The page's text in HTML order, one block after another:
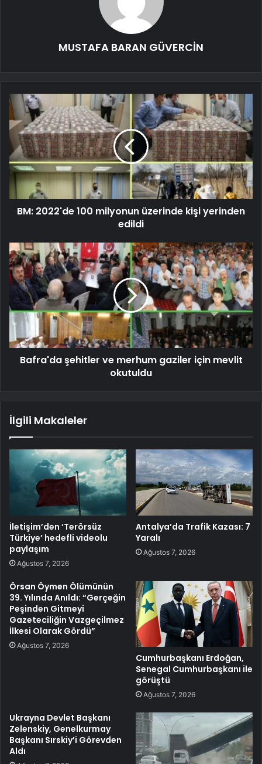
MUSTAFA BARAN GÜVERCİN
BM: 2022'de 100 milyonun üzerinde kişi yerinden
edildi
Bafra'da şehitler ve merhum gaziler için mevlit
okutuldu
İlgili Makaleler
İletişim’den ‘Terörsüz
Türkiye’ hedefli videolu
paylaşım
Ağustos 7, 2026
Antalya’da Trafik Kazası: 7
Yaralı
Ağustos 7, 2026
Örsan Öymen Ölümünün
39. Yılında Anıldı: “Gerçeğin
Peşinden Gitmeyi
Gazeteciliğin Vazgeçilmez
İlkesi Olarak Gördü”
Ağustos 7, 2026
Cumhurbaşkanı Erdoğan,
Senegal Cumhurbaşkanı ile
görüştü
Ağustos 7, 2026
Ukrayna Devlet Başkanı
Zelenskiy, Genelkurmay
Başkanı Sırskiy’i Görevden
Aldı